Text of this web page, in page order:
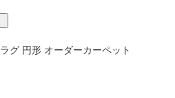
ラグ 円形 オーダーカーペット